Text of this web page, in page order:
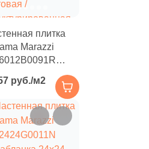
плитка
Marazzi
60x119.5
светлая
/
камень
руб./м2